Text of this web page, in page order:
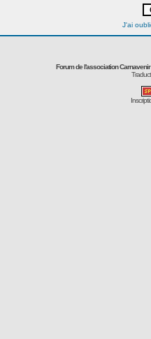
J'ai
Forum de l'association Carnavenir